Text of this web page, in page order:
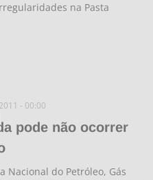
na Pasta
- 00:00
pode não ocorrer
Nacional do Petróleo, Gás